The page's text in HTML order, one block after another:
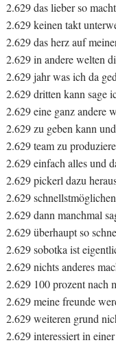
2.629 das lieber so
2.629 keinen takt
2.629 das herz auf
2.629 in andere welten
2.629 jahr was ich da
2.629 dritten kann sage
2.629 eine ganz andere
2.629 zu geben kann
2.629 team zu
2.629 einfach alles und
2.629 pickerl dazu
2.629
2.629 dann manchmal
2.629 überhaupt so
2.629 sobotka ist
2.629 nichts anderes
2.629 100 prozent nach
2.629 meine freunde
2.629 weiteren grund
2.629 interessiert in